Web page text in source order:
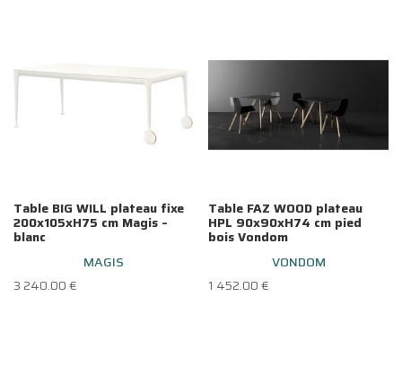
Table BIG WILL plateau fixe
200x105xH75 cm Magis –
blanc
MAGIS
3 240.00€
Table FAZ WOOD plateau
HPL 90x90xH74 cm pied
bois Vondom
VONDOM
1 452.00€